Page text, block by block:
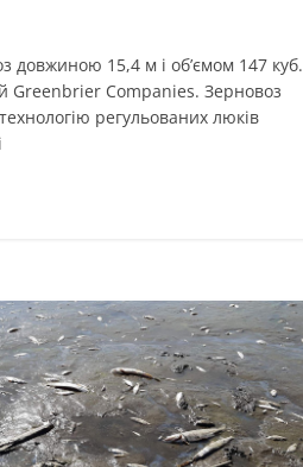
довжиною 15,4 м і об’ємом 147 куб.
Greenbrier Companies. Зерновоз
регульованих люків